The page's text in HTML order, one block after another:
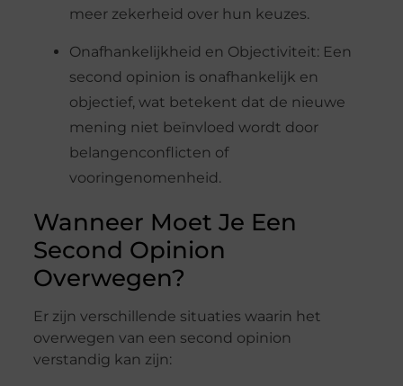
meer zekerheid over hun keuzes.
Onafhankelijkheid en Objectiviteit: Een
second opinion is onafhankelijk en
objectief, wat betekent dat de nieuwe
mening niet beïnvloed wordt door
belangenconflicten of
vooringenomenheid.
Wanneer Moet Je Een
Second Opinion
Overwegen?
Er zijn verschillende situaties waarin het
overwegen van een second opinion
verstandig kan zijn: